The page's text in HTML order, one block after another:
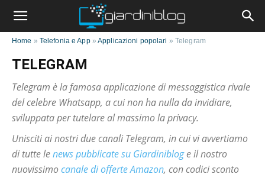
Home » Telefonia e App»Applicazioni popolari » Telegram
TELEGRAM
Telegram è la famosa applicazione di messaggistica rivale
del celebre Whatsapp, a cui non ha nulla da invidiare,
sviluppata per tutelare al massimo la privacy.
Unisciti ai nostri due canali Telegram, in cui vi avvertiamo
di tutte lenews pubblicate su Giardinibloge il nostro
nuovissimocanale di offerte Amazon, con codici sconto